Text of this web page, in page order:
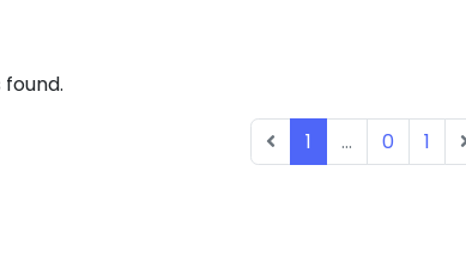
found.
1 ... 0 1